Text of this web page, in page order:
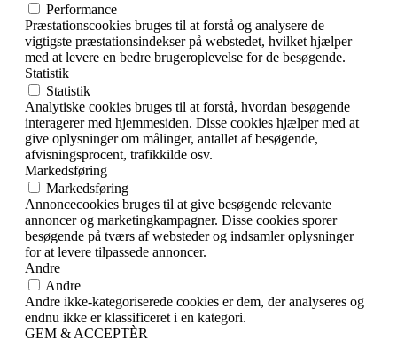
Performance
Præstationscookies bruges til at forstå og analysere de
vigtigste præstationsindekser på webstedet, hvilket hjælper
med at levere en bedre brugeroplevelse for de besøgende.
Statistik
Statistik
Analytiske cookies bruges til at forstå, hvordan besøgende
interagerer med hjemmesiden. Disse cookies hjælper med at
give oplysninger om målinger, antallet af besøgende,
afvisningsprocent, trafikkilde osv.
Markedsføring
Markedsføring
Annoncecookies bruges til at give besøgende relevante
annoncer og marketingkampagner. Disse cookies sporer
besøgende på tværs af websteder og indsamler oplysninger
for at levere tilpassede annoncer.
Andre
Andre
Andre ikke-kategoriserede cookies er dem, der analyseres og
endnu ikke er klassificeret i en kategori.
GEM & ACCEPTÈR